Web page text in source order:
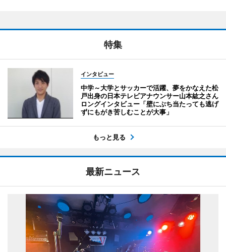
特集
インタビュー
中学～大学とサッカーで活躍、夢をかなえた松
戸出身の日本テレビアナウンサー山本紘之さん
ロングインタビュー「壁にぶち当たっても逃げ
ずにもがき苦しむことが大事」
もっと見る
最新ニュース